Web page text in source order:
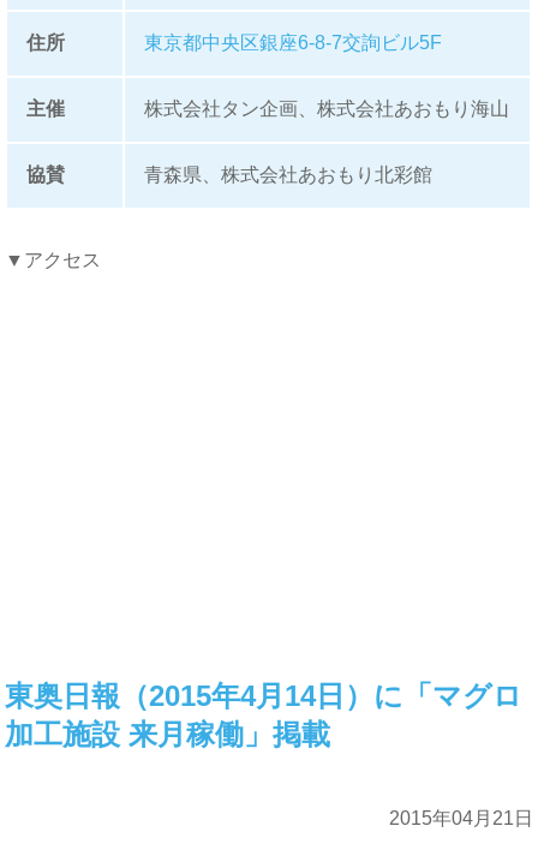
住所 東京都中央区銀座6-8-7交詢ビル5F
主催 株式会社タン企画、株式会社あおもり海山
協賛 青森県、株式会社あおもり北彩館
▼アクセス
東奥日報（2015年4月14日）に「マグロ
加工施設 来月稼働」掲載
2015年04月21日